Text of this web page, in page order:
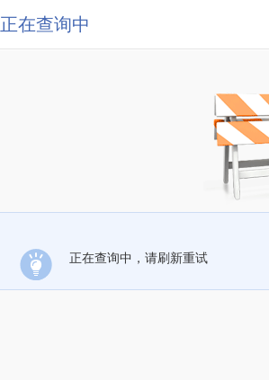
正在查询中
正在查询中，请刷新重试